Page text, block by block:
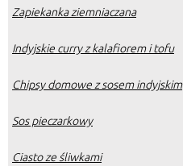
Zapiekanka ziemniaczana
Indyjskie curry z kalafiorem i tofu
Chipsy domowe z sosem indyjskim
Sos pieczarkowy
Ciasto ze śliwkami